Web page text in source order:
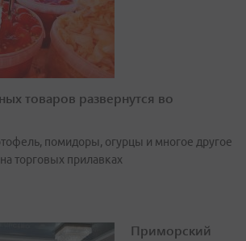
товаров развернутся во
помидоры, огурцы и многое другое
торговых прилавках
Приморский